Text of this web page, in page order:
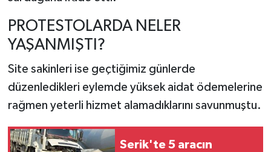
PROTESTOLARDA NELER
YAŞANMIŞTI?
Site sakinleri ise geçtiğimiz günlerde
düzenledikleri eylemde yüksek aidat ödemelerine
rağmen yeterli hizmet alamadıklarını savunmuştu.
Serik'te 5 aracın